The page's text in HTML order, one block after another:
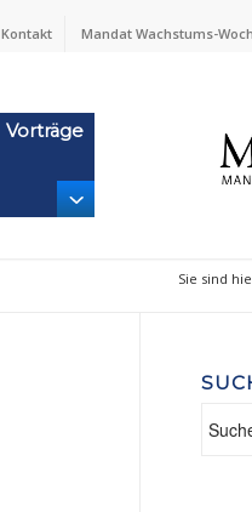
Kontakt Mandat Wachstums-
Vorträge
Sie sind